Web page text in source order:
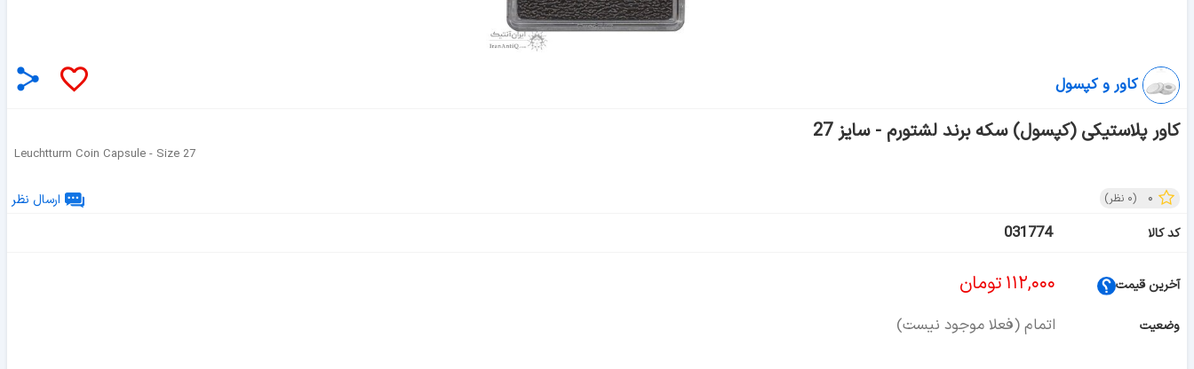
کاور و کپسول
کاور پلاستیکی (کپسول) سکه برند لشتورم - سایز 27
Leuchtturm Coin Capsule - Size 27
۰ (۰ نظر)
ارسال نظر
کد کالا
031774
آخرین قیمت ۱۱۲,۰۰۰ تومان
وضعیت اتمام (فعلا موجود نیست)